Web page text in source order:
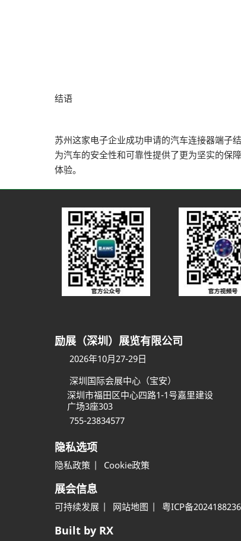
结语‌
苏州这家电子企业成功申请的汽车连接器端子
为汽车的安全性和可靠性提供了更为坚实的保
体验。
励展（深圳）展览有限公司
2026年10月27-29日
深圳国际会展中心（宝安）
深圳市福田区中心四路1-1号嘉里建设
广场3座303
755-23834577
隐私选项
隐私政策 Cookie政策
展会信息
可持续发展 网站地图 粤ICP备
Built by RX